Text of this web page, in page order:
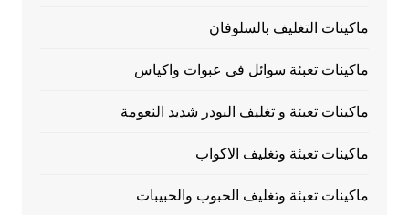
ماكينات التغليف بالسلوفان
ماكينات تعبئة سوائل فى عبوات واكياس
ماكينات تعبئة و تغليف البودر شديد النعومة
ماكينات تعبئة وتغليف الاكواب
ماكينات تعبئة وتغليف الحبوب والحبيبات